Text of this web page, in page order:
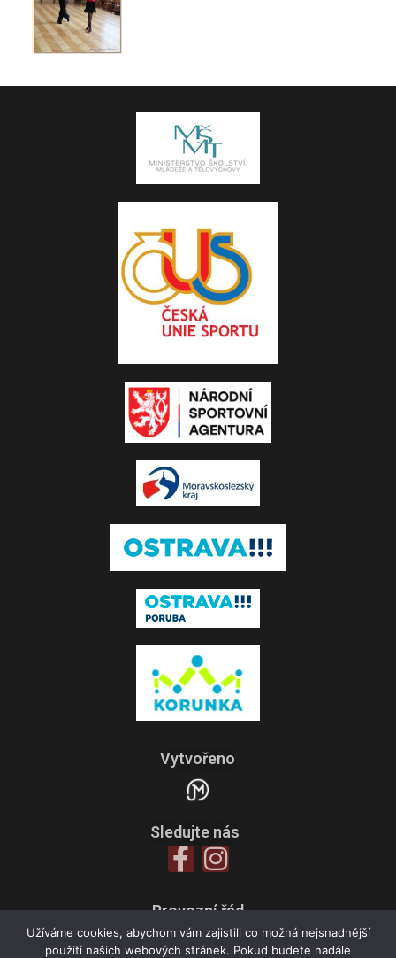
Vytvořeno
Sledujte nás
Provozní řád
Zpracování osobních údajů
Užíváme cookies, abychom vám zajistili co možná nejsnadnější
použití našich webových stránek. Pokud budete nadále